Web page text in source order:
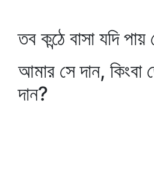
তব কন্ঠে বাসা যদি
আমার সে দান, কিংবা
দান?